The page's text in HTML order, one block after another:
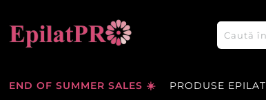
END OF SUMMER SALES ☀️ PRODUSE EPILAT